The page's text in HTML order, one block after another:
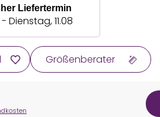
Liefertermin
Dienstag, 11.08
Größenberater